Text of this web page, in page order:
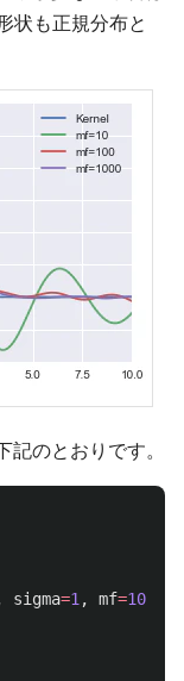
状も正規分布と
のとおりです。
sigma=1 , mf=100